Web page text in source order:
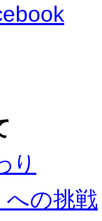
り
への挑戦